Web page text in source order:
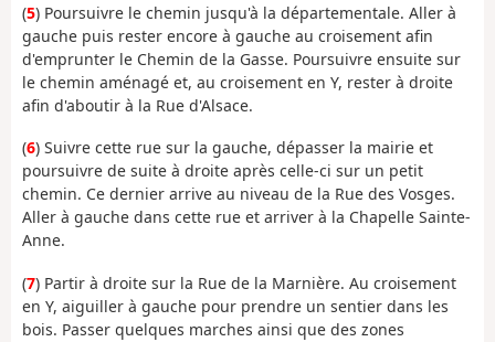
(5) Poursuivre le chemin jusqu'à la départementale. Aller à
gauche puis rester encore à gauche au croisement afin
d'emprunter le Chemin de la Gasse. Poursuivre ensuite sur
le chemin aménagé et, au croisement en Y, rester à droite
afin d'aboutir à la Rue d'Alsace.
(6) Suivre cette rue sur la gauche, dépasser la mairie et
poursuivre de suite à droite après celle-ci sur un petit
chemin. Ce dernier arrive au niveau de la Rue des Vosges.
Aller à gauche dans cette rue et arriver à la Chapelle Sainte-
Anne.
(7) Partir à droite sur la Rue de la Marnière. Au croisement
en Y, aiguiller à gauche pour prendre un sentier dans les
bois. Passer quelques marches ainsi que des zones